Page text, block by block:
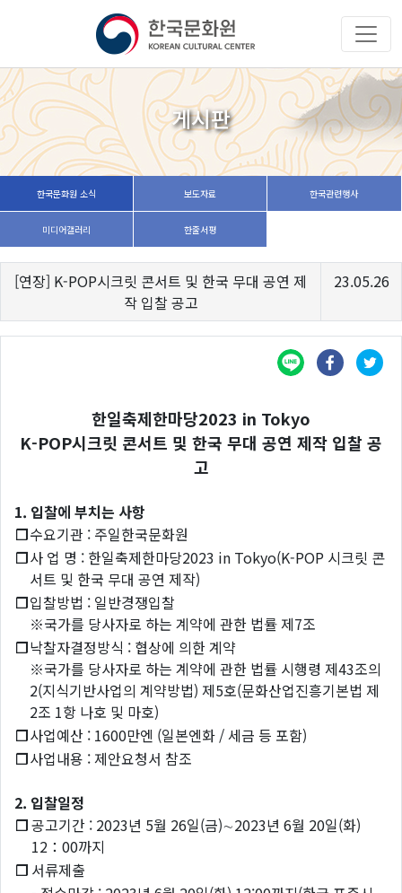
게시판
한국문화원 소식 보도자료 한국관련행사
미디어갤러리 한줄서평
[연장] K-POP시크릿 콘서트 및 한국 무대 공연 제
작 입찰 공고
23.05.26
한일축제한마당2023 in Tokyo
K-POP시크릿 콘서트 및 한국 무대 공연 제작 입찰 공
고
1. 입찰에 부치는 사항
❐수요기관 : 주일한국문화원
❐사 업 명 : 한일축제한마당2023 in Tokyo(K-POP 시크릿 콘
서트 및 한국 무대 공연 제작)
❐입찰방법 : 일반경쟁입찰
※국가를 당사자로 하는 계약에 관한 법률 제7조
❐낙찰자결정방식 : 협상에 의한 계약
※국가를 당사자로 하는 계약에 관한 법률 시행령 제43조의
2(지식기반사업의 계약방법) 제5호(문화산업진흥기본법 제
2조 1항 나호 및 마호)
❐사업예산 : 1600만엔 (일본엔화 / 세금 등 포함)
❐사업내용 : 제안요청서 참조
2. 입찰일정
❐공고기간 : 2023년 5월 26일(금)∼2023년 6월 20일(화)
12：00까지
❐ 서류제출